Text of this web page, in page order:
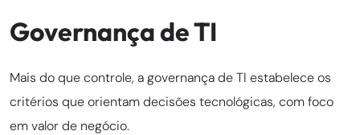
Governança de TI
Mais do que controle, a governança de TI estabelece os
critérios que orientam decisões tecnológicas, com foco
em valor de negócio.